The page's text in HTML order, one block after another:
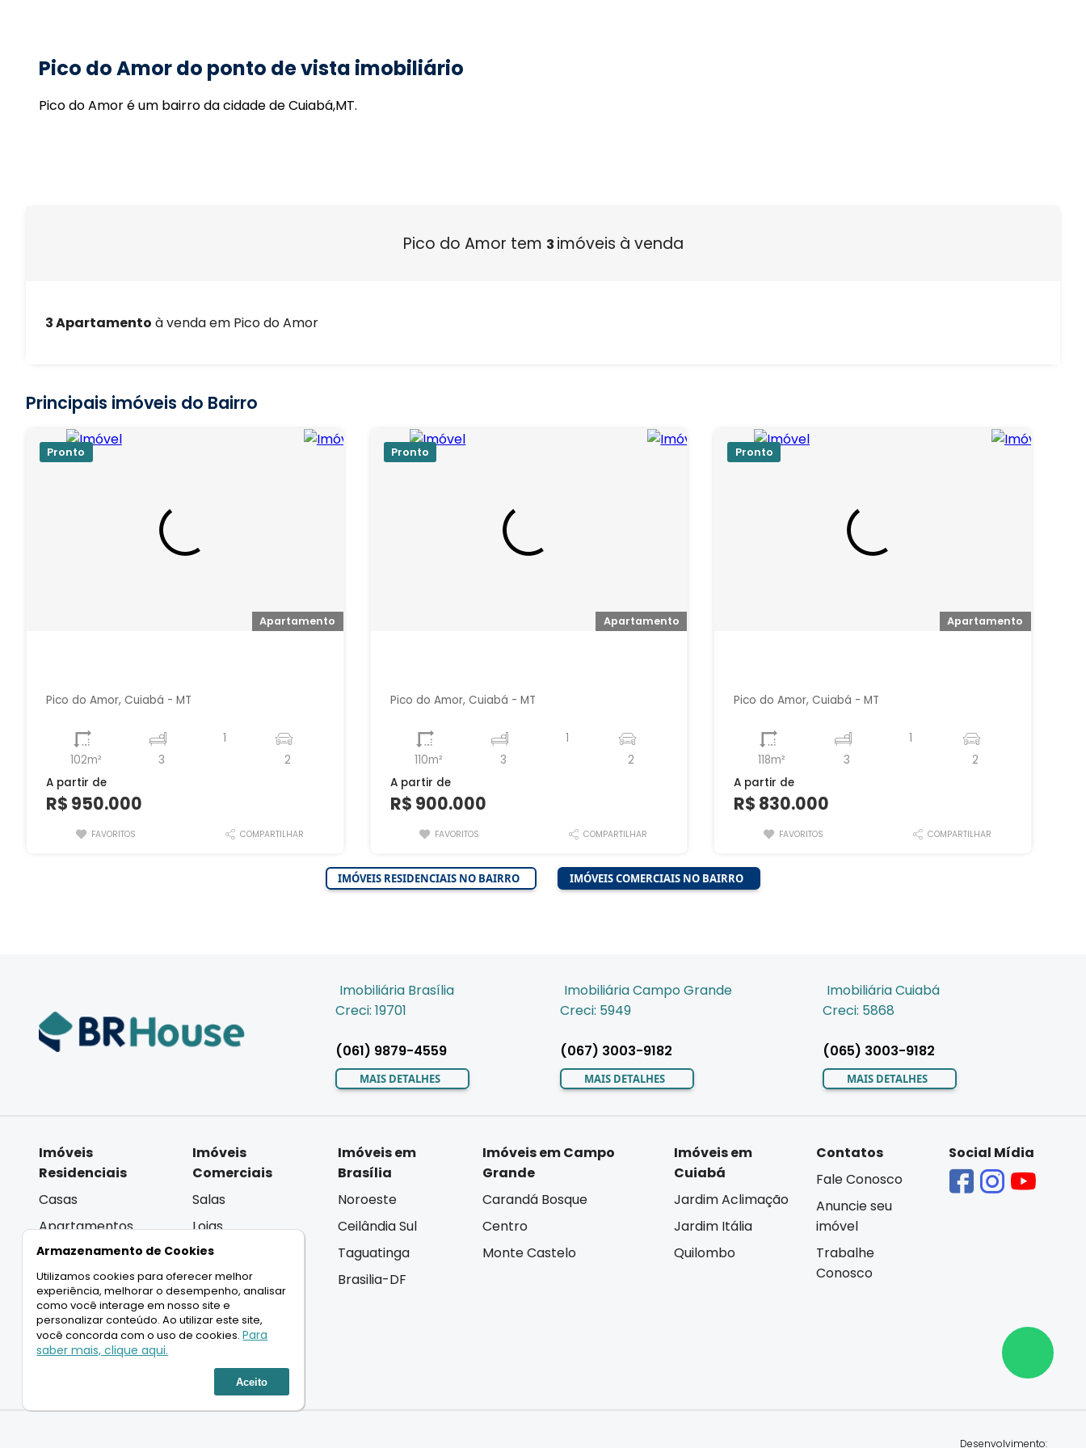
Pico do Amor do ponto de vista imobiliário
Pico do Amor é um bairro da cidade de Cuiabá,MT.
Pico do Amor tem 3 imóveis à venda
3 Apartamento à venda em Pico do Amor
Principais imóveis do Bairro
Pronto
Apartamento
Pico do Amor, Cuiabá - MT
102m² 3
1
2
A partir de
R$ 950.000
FAVORITOS COMPARTILHAR
Pronto
Apartamento
Pico do Amor, Cuiabá - MT
110m² 3
1
2
A partir de
R$ 900.000
FAVORITOS COMPARTILHAR
Pronto
Apartamento
Pico do Amor, Cuiabá - MT
118m² 3
1
2
A partir de
R$ 830.000
FAVORITOS COMPARTILHAR
IMÓVEIS RESIDENCIAIS NO BAIRRO IMÓVEIS COMERCIAIS NO BAIRRO
Imobiliária Brasília
Creci: 19701
(061) 9879-4559
MAIS DETALHES
Imobiliária Campo Grande
Creci: 5949
(067) 3003-9182
MAIS DETALHES
Imobiliária Cuiabá
Creci: 5868
(065) 3003-9182
MAIS DETALHES
Imóveis
Residenciais
Casas
Apartamentos
Coberturas
Terrenos
Lançamentos
Imóveis
Comerciais
Salas
Lojas
Andar Inteiro
Lançamentos
Imóveis em
Brasília
Noroeste
Ceilândia Sul
Taguatinga
Brasilia-DF
Imóveis em Campo
Grande
Carandá Bosque
Centro
Monte Castelo
Imóveis em
Cuiabá
Jardim Aclimação
Jardim Itália
Quilombo
Contatos
Fale Conosco
Anuncie seu
imóvel
Trabalhe
Conosco
Social Mídia
LIGAMOS PARA VOCÊ
Desenvolvimento:
Armazenamento de Cookies
Utilizamos cookies para oferecer melhor
experiência, melhorar o desempenho, analisar
como você interage em nosso site e
personalizar conteúdo. Ao utilizar este site,
você concorda com o uso de cookies.Para
saber mais, clique aqui.
Aceito